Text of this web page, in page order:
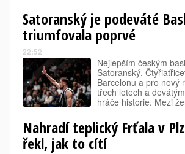
Satoranský je podeváté
triumfovala poprvé
22:52
Nejlepším českým
Satoranský.
Barcelonu a pro nový
třech letech a
hráče historie. Mezi
Nahradí teplický Frťala v
řekl, jak to cítí